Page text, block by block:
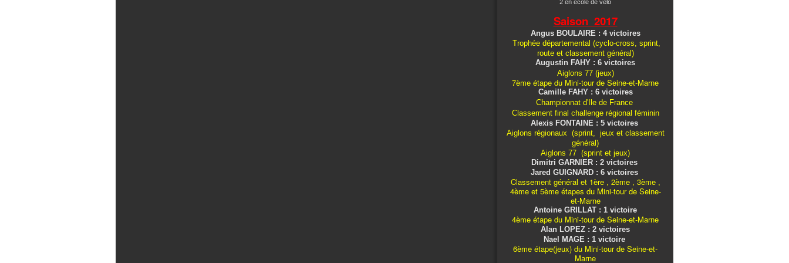
2 en école de vélo
Saison 2017
Angus BOULAIRE : 4 victoires
Trophée départemental (cyclo-cross, sprint,
route et classement général)
Augustin FAHY : 6 victoires
Aiglons 77 (jeux)
7ème étape du Mini-tour de Seine-et-Marne
Camille FAHY : 6 victoires
Championnat d'Ile de France
Classement final challenge régional féminin
Alexis FONTAINE : 5 victoires
Aiglons régionaux (sprint, jeux et classement
général)
Aiglons 77 (sprint et jeux)
Dimitri GARNIER : 2 victoires
Jared GUIGNARD : 6 victoires
Classement général et 1ère , 2ème , 3ème ,
4ème et 5ème étapes du Mini-tour de Seine-
et-Marne
Antoine GRILLAT : 1 victoire
4ème étape du Mini-tour de Seine-et-Marne
Alan LOPEZ : 2 victoires
Nael MAGE : 1 victoire
6ème étape(jeux) du Mini-tour de Seine-et-
Marne